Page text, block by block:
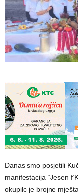
Danas smo posjetili
manifestacija “Jesen
okupilo je brojne